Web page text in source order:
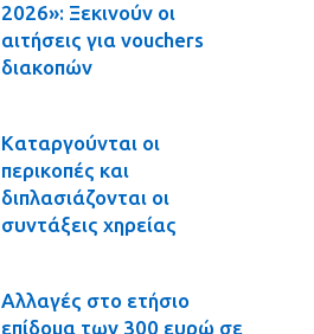
2026»: Ξεκινούν οι
αιτήσεις για vouchers
διακοπών
Καταργούνται οι
περικοπές και
διπλασιάζονται οι
συντάξεις χηρείας
Αλλαγές στο ετήσιο
επίδομα των 300 ευρώ σε